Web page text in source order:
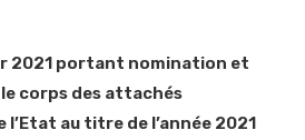
2021 portant nomination et
corps des attachés
au titre de l’année 2021